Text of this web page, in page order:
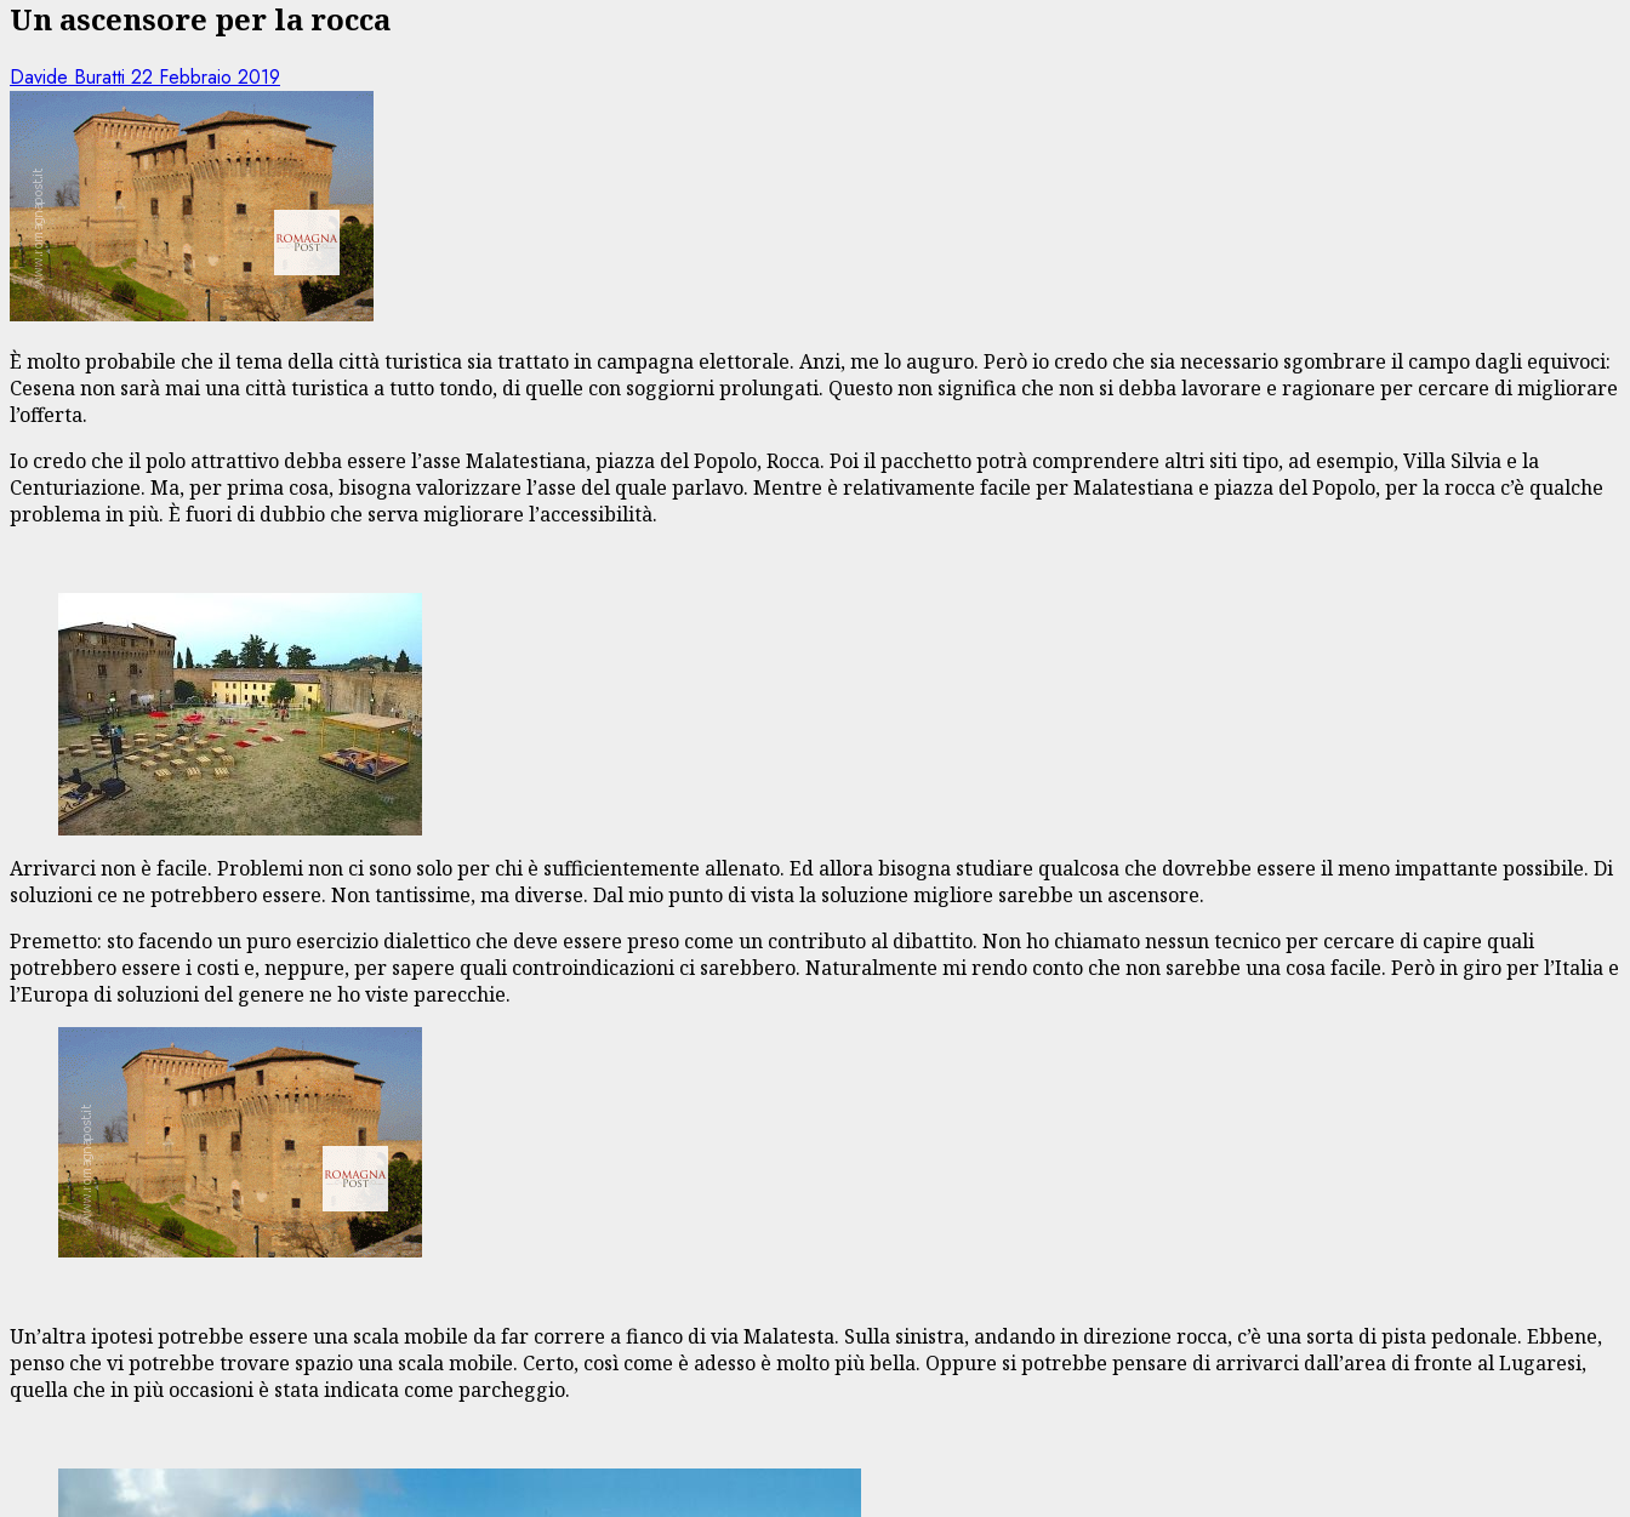
Un ascensore per la rocca
Davide Buratti 22 Febbraio 2019
È molto probabile che il tema della città turistica sia trattato in campagna elettorale. Anzi, me lo auguro. Però io credo che sia necessario sgombrare il campo dagli equivoci:
Cesena non sarà mai una città turistica a tutto tondo, di quelle con soggiorni prolungati. Questo non significa che non si debba lavorare e ragionare per cercare di migliorare
l’offerta.
Io credo che il polo attrattivo debba essere l’asse Malatestiana, piazza del Popolo, Rocca. Poi il pacchetto potrà comprendere altri siti tipo, ad esempio, Villa Silvia e la
Centuriazione. Ma, per prima cosa, bisogna valorizzare l’asse del quale parlavo. Mentre è relativamente facile per Malatestiana e piazza del Popolo, per la rocca c’è qualche
problema in più. È fuori di dubbio che serva migliorare l’accessibilità.
Arrivarci non è facile. Problemi non ci sono solo per chi è sufficientemente allenato. Ed allora bisogna studiare qualcosa che dovrebbe essere il meno impattante possibile. Di
soluzioni ce ne potrebbero essere. Non tantissime, ma diverse. Dal mio punto di vista la soluzione migliore sarebbe un ascensore.
Premetto: sto facendo un puro esercizio dialettico che deve essere preso come un contributo al dibattito. Non ho chiamato nessun tecnico per cercare di capire quali
potrebbero essere i costi e, neppure, per sapere quali controindicazioni ci sarebbero. Naturalmente mi rendo conto che non sarebbe una cosa facile. Però in giro per l’Italia e
l’Europa di soluzioni del genere ne ho viste parecchie.
Un’altra ipotesi potrebbe essere una scala mobile da far correre a fianco di via Malatesta. Sulla sinistra, andando in direzione rocca, c’è una sorta di pista pedonale. Ebbene,
penso che vi potrebbe trovare spazio una scala mobile. Certo, così come è adesso è molto più bella. Oppure si potrebbe pensare di arrivarci dall’area di fronte al Lugaresi,
quella che in più occasioni è stata indicata come parcheggio.